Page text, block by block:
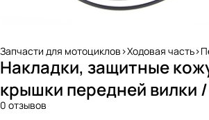
Запчасти для мотоциклов>Ходовая
Накладки, защитные
крышки передней вилки
0 отзывов